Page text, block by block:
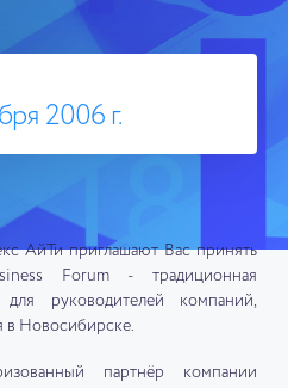
2006 г.
АйТи приглашают Вас принять
Forum - традиционная
руководителей компаний,
в Новосибирске.
партнёр компании